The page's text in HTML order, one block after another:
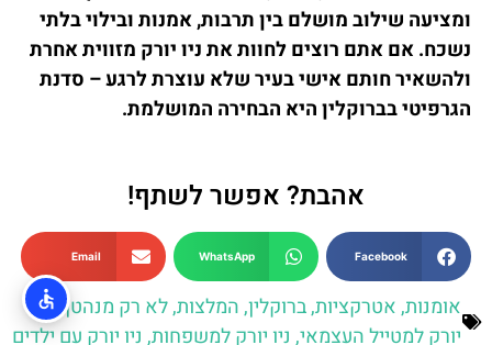
ומציעה שילוב מושלם בין תרבות, אמנות ובילוי בלתי
נשכח. אם אתם רוצים לחוות את ניו יורק מזווית אחרת
ולהשאיר חותם אישי בעיר שלא עוצרת לרגע – סדנת
הגרפיטי בברוקלין היא הבחירה המושלמת.
אהבת? אפשר לשתף!
Facebook
WhatsApp
Email
אומנות,אטרקציות,ברוקלין,המלצות,לא רק מנהטן,ניו
יורק למטייל העצמאי, ניו יורק למשפחות, ניו יורק עם ילדים